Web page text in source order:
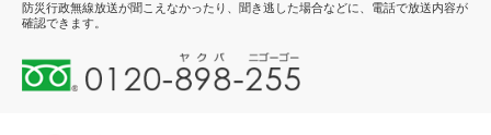
防災行政無線放送が聞こえなかったり、聞き逃した場合などに、電話で放送内容が
確認できます。
0
1